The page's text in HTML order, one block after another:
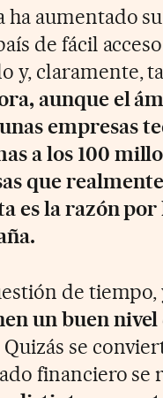
ha aumentado
de fácil
y, claramente,
aunque el
empresas
a los 100
que
es la razón por
de
un buen
Quizás se
financiero se